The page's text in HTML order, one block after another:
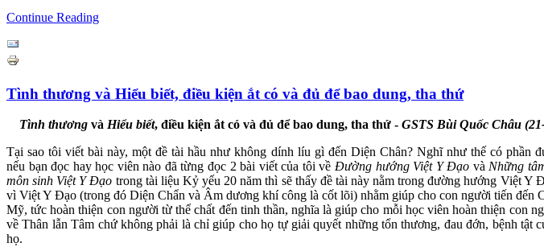
Continue Reading
Tình thương và Hiểu biết, điều kiện ắt có và đủ để bao dung, tha thứ
Tình thương và Hiểu biết, điều kiện ắt có và đủ để bao dung, tha thứ - GSTS Bùi Quốc Châu (
Tại sao tôi viết bài này, một đề tài hầu như không dính líu gì đến Diện Chân? Nghĩ như thế có phần
nếu bạn đọc hay học viên nào đã từng đọc 2 bài viết của tôi về Đường hướng Việt Y Đạo và Những
môn sinh Việt Y Đạo trong tài liệu Kỷ yếu 20 năm thì sẽ thấy đề tài này nằm trong đường hướng Việt Y
vì Việt Y Đạo (trong đó Diện Chẩn và Âm dương khí công là cốt lõi) nhằm giúp cho con người tiến đến
Mỹ, tức hoàn thiện con người từ thể chất đến tinh thần, nghĩa là giúp cho mỗi học viên hoàn thiện con
về Thân lẫn Tâm chứ không phải là chỉ giúp cho họ tự giải quyết những tổn thương, đau đớn, bệnh tật
họ.